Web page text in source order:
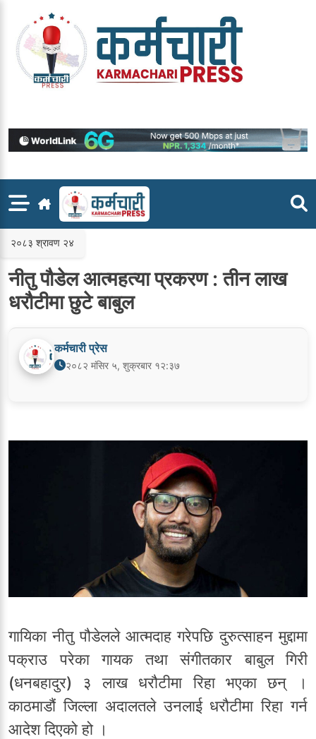
content
२०८३ श्रावण २४
नीतु पौडेल आत्महत्या प्रकरण : तीन लाख
धरौटीमा छुटे बाबुल
कर्मचारी प्रेस
२०८२ मंसिर ५, शुक्रबार १२:३७
गायिका नीतु पौडेलले आत्मदाह गरेपछि दुरुत्साहन मुद्दामा
पक्राउ परेका गायक तथा संगीतकार बाबुल गिरी
(धनबहादुर) ३ लाख धरौटीमा रिहा भएका छन् ।
काठमाडौं जिल्ला अदालतले उनलाई धरौटीमा रिहा गर्न
आदेश दिएको हो ।